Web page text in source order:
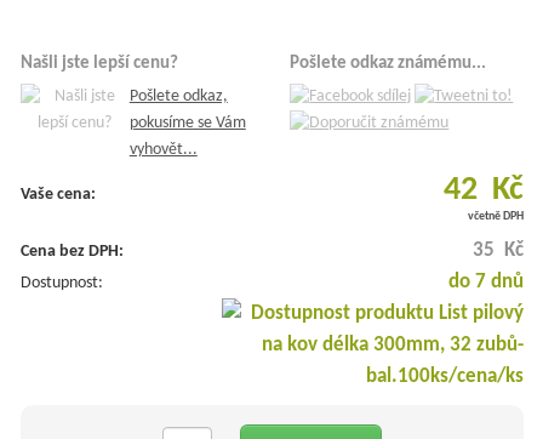
Našli jste lepší cenu?
Pošlete odkaz,
pokusíme se Vám
vyhovět...
Pošlete odkaz známému...
Vaše cena: 42 Kč
včetně DPH
Cena bez DPH: 35 Kč
Dostupnost: do 7 dnů